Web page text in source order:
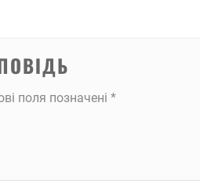
поля позначені *